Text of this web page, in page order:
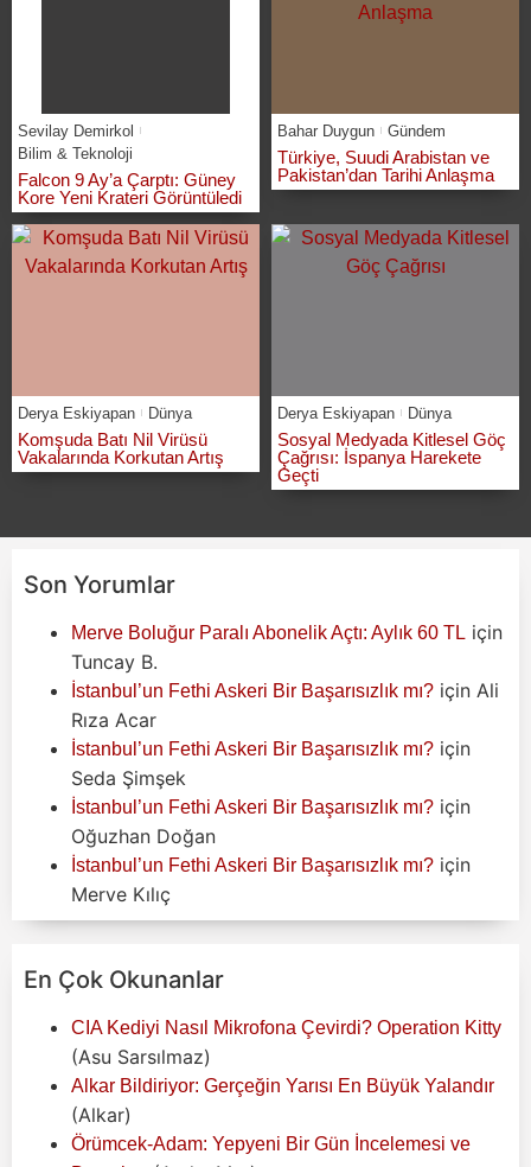
Sevilay Demirkol
Bilim & Teknoloji
Falcon 9 Ay’a Çarptı: Güney
Kore Yeni Krateri Görüntüledi
Bahar Duygun Gündem
Türkiye, Suudi Arabistan ve
Pakistan’dan Tarihi Anlaşma
Derya Eskiyapan Dünya
Komşuda Batı Nil Virüsü
Vakalarında Korkutan Artış
Derya Eskiyapan Dünya
Sosyal Medyada Kitlesel Göç
Çağrısı: İspanya Harekete
Geçti
Son Yorumlar
Merve Boluğur Paralı Abonelik Açtı: Aylık 60 TL için
Tuncay B.
İstanbul’un Fethi Askeri Bir Başarısızlık mı? için Ali
Rıza Acar
İstanbul’un Fethi Askeri Bir Başarısızlık mı? için
Seda Şimşek
İstanbul’un Fethi Askeri Bir Başarısızlık mı? için
Oğuzhan Doğan
İstanbul’un Fethi Askeri Bir Başarısızlık mı? için
Merve Kılıç
En Çok Okunanlar
CIA Kediyi Nasıl Mikrofona Çevirdi? Operation Kitty
(Asu Sarsılmaz)
Alkar Bildiriyor: Gerçeğin Yarısı En Büyük Yalandır
(Alkar)
Örümcek-Adam: Yepyeni Bir Gün İncelemesi ve